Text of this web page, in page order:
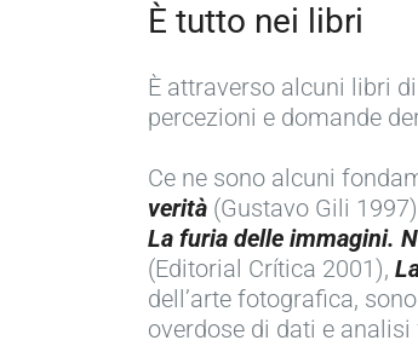
È tutto nei libri
È attraverso alcuni libri
percezioni e domande
Ce ne sono alcuni
verità (Gustavo Gili
La furia delle immagini.
(Editorial Crítica 2001),
dell’arte fotografica,
overdose di dati e